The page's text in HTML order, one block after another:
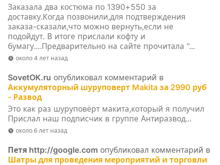
Заказала два костюма по 1390+550 за
доставку.Когда позвонили,для подтверждения
заказа-сказали,что можно вернуть,если не
подойдут. В итоге прислали кофту и
бумагу....Предварительно на сайте прочитала "...
около 4 лет назад
SovetOK.ru опубликовал комментарий в
Аккумуляторный шуруповерт Makita за 2990 руб
- Развод
Это как раз шуруповёрт макита,который я получил
Прислал наш подписчик в группе Антиразвод...
около 6 лет назад
Петя http://google.com опубликовал комментарий в
Шатры для проведения мероприятий и торговли